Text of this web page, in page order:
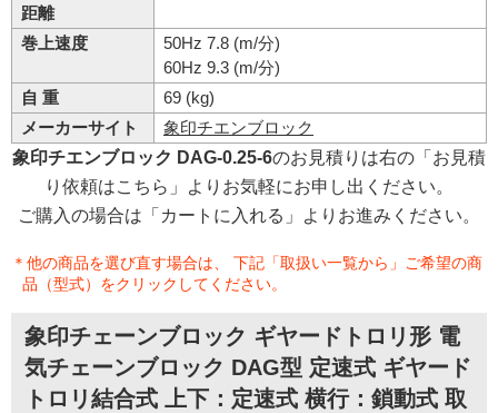
距離
巻上速度
50Hz 7.8 (m/分)
60Hz 9.3 (m/分)
自 重
69 (kg)
メーカーサイト
象印チエンブロック
象印チエンブロック DAG-0.25-6のお見積りは右の「お見積
り依頼はこちら」よりお気軽にお申し出ください。
ご購入の場合は「カートに入れる」よりお進みください。
＊他の商品を選び直す場合は、 下記「取扱い一覧から」ご希望の商
品（型式）をクリックしてください。
象印チェーンブロック ギヤードトロリ形 電
気チェーンブロック DAG型 定速式 ギヤード
トロリ結合式 上下：定速式 横行：鎖動式 取